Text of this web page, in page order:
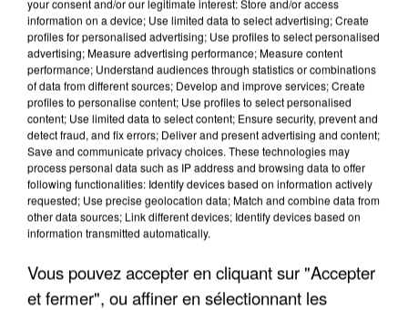
L’UN DES FONDATEURS SUPPOSÉS DE LA DZ
your consent and/or our legitimate interest: Store and/or access
information on a device; Use limited data to select advertising; Create
profiles for personalised advertising; Use profiles to select personalised
advertising; Measure advertising performance; Measure content
performance; Understand audiences through statistics or combinations
of data from different sources; Develop and improve services; Create
profiles to personalise content; Use profiles to select personalised
content; Use limited data to select content; Ensure security, prevent and
detect fraud, and fix errors; Deliver and present advertising and content;
Save and communicate privacy choices. These technologies may
process personal data such as IP address and browsing data to offer
following functionalities: Identify devices based on information actively
requested; Use precise geolocation data; Match and combine data from
other data sources; Link different devices; Identify devices based on
information transmitted automatically.
Vous pouvez accepter en cliquant sur "Accepter
et fermer", ou affiner en sélectionnant les